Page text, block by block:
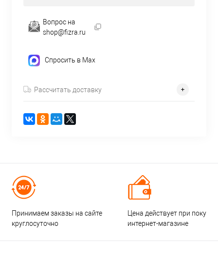
Вопрос на
shop@fizra.ru
Спросить в Max
Рассчитать доставку
Принимаем заказы на сайте
круглосуточно
Цена действует при
интернет-магазине